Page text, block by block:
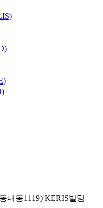
내동1119) KERIS빌딩